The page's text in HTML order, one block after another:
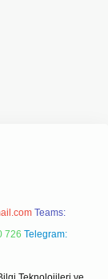
Teams:
726 Telegram: